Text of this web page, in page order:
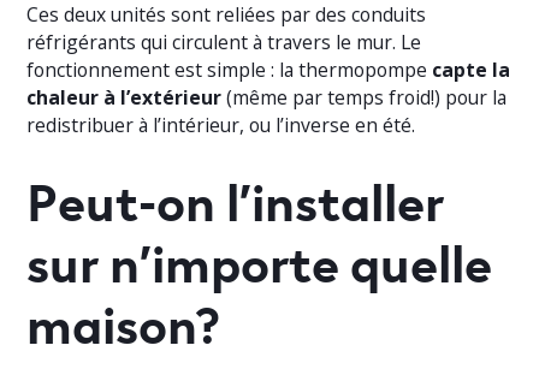
Ces deux unités sont reliées par des conduits
réfrigérants qui circulent à travers le mur. Le
fonctionnement est simple : la thermopompe capte la
chaleur à l’extérieur(même par temps froid!) pour la
redistribuer à l’intérieur, ou l’inverse en été.
Peut-on l’installer
sur n’importe quelle
maison?